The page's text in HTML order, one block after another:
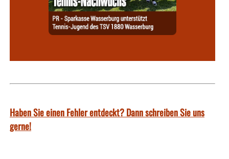
Haben Sie einen Fehler entdeckt? Dann schreiben Sie uns
gerne!